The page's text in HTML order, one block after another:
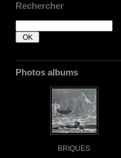
Rechercher
Photos albums
BRIQUES